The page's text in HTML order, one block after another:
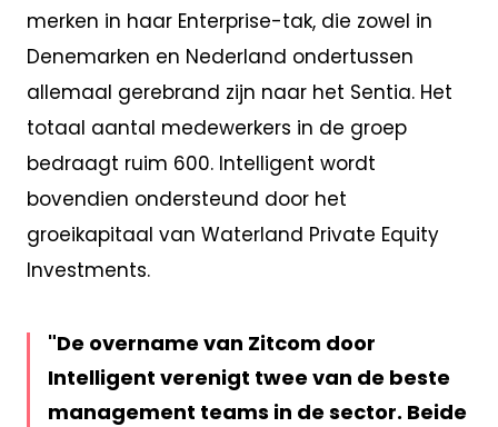
merken in haar Enterprise-tak, die zowel in
Denemarken en Nederland ondertussen
allemaal gerebrand zijn naar het Sentia. Het
totaal aantal medewerkers in de groep
bedraagt ruim 600. Intelligent wordt
bovendien ondersteund door het
groeikapitaal van Waterland Private Equity
Investments.
De overname van Zitcom door
Intelligent verenigt twee van de beste
management teams in de sector. Beide